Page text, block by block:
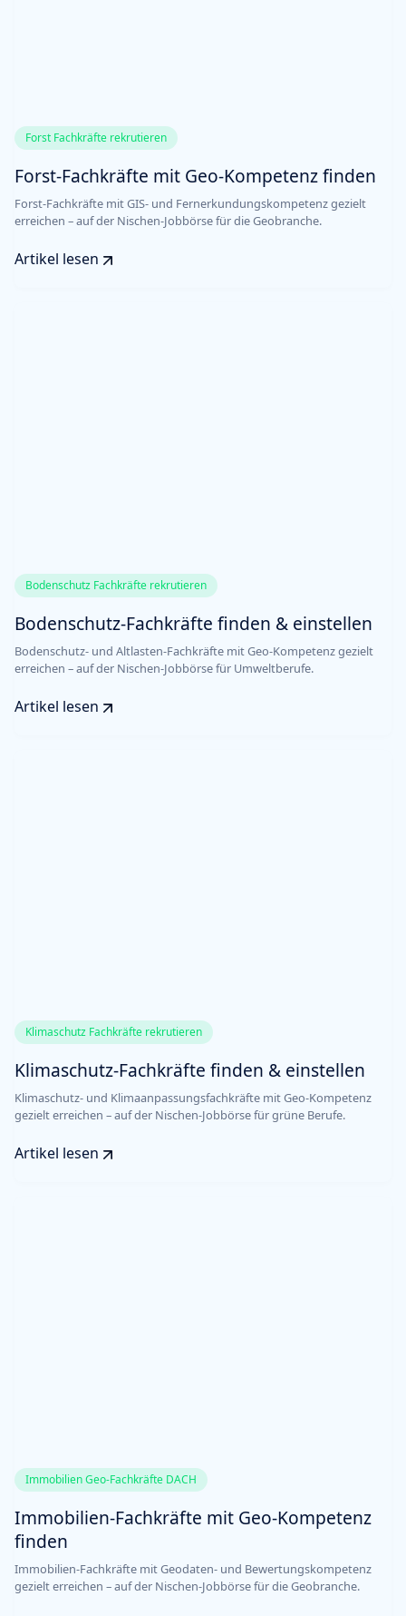
Forst Fachkräfte rekrutieren
Forst-Fachkräfte mit Geo-Kompetenz finden
Forst-Fachkräfte mit GIS- und Fernerkundungskompetenz gezielt
erreichen – auf der Nischen-Jobbörse für die Geobranche.
Artikel lesen
Bodenschutz Fachkräfte rekrutieren
Bodenschutz-Fachkräfte finden & einstellen
Bodenschutz- und Altlasten-Fachkräfte mit Geo-Kompetenz gezielt
erreichen – auf der Nischen-Jobbörse für Umweltberufe.
Artikel lesen
Klimaschutz Fachkräfte rekrutieren
Klimaschutz-Fachkräfte finden & einstellen
Klimaschutz- und Klimaanpassungsfachkräfte mit Geo-Kompetenz
gezielt erreichen – auf der Nischen-Jobbörse für grüne Berufe.
Artikel lesen
Immobilien Geo-Fachkräfte DACH
Immobilien-Fachkräfte mit Geo-Kompetenz
finden
Immobilien-Fachkräfte mit Geodaten- und Bewertungskompetenz
gezielt erreichen – auf der Nischen-Jobbörse für die Geobranche.